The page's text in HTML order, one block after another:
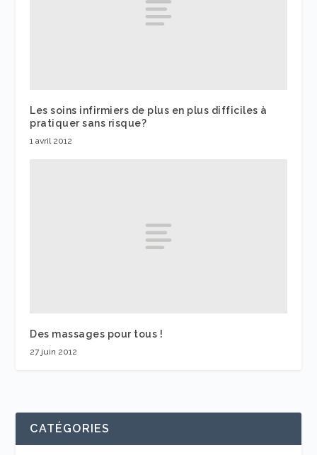
Les soins infirmiers de plus en plus difficiles à
pratiquer sans risque?
1 avril 2012
Des massages pour tous !
27 juin 2012
CATÉGORIES